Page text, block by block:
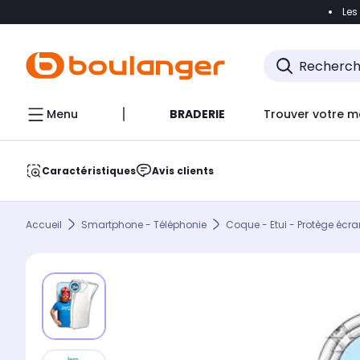
Accéder
Menu BRADERIE Trouver votre
Caractéristiques Avis clients
Accueil Smartphone - Téléphonie Coque - Etui - Protège